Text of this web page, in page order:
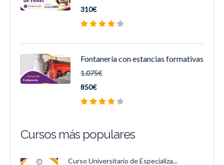
310€
Fontanería con estancias formativas
1.075€
850€
Cursos más populares
Curso Universitario de Especializa...